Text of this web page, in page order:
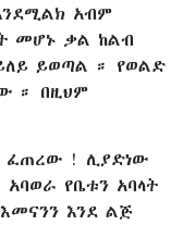
አብም
መሆኑ ቃል ከልብ
ይወጣል ። የወልድ
። በዚህም
ፈጠረው ! ሊያድነው
የቤቱን አባላት
እንደ ልጅ